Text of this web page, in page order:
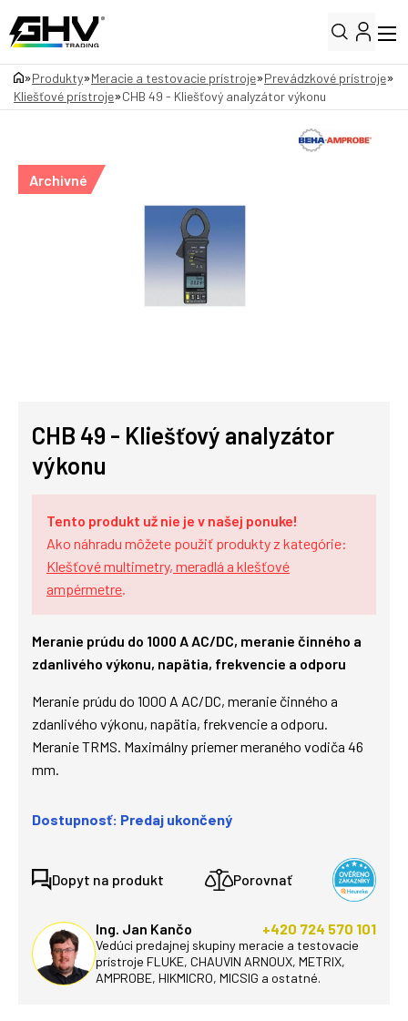
»Produkty»Meracie a testovacie prístroje»Prevádzkové prístroje»
Kliešťové prístroje»CHB 49 - Kliešťový analyzátor výkonu
Archivné
CHB 49 - Kliešťový analyzátor
výkonu
Tento produkt už nie je v našej ponuke!
Ako náhradu môžete použiť produkty z kategórie:
Klešťové multimetry, meradlá a klešťové
ampérmetre.
Meranie prúdu do 1000 A AC/DC, meranie činného a
zdanlivého výkonu, napätia, frekvencie a odporu
Meranie prúdu do 1000 A AC/DC, meranie činného a
zdanlivého výkonu, napätia, frekvencie a odporu.
Meranie TRMS. Maximálny priemer meraného vodiča 46
mm.
Dostupnosť: Predaj ukončený
Dopyt na produkt Porovnať
Ing. Jan Kančo +420 724 570 101
Vedúci predajnej skupiny meracie a testovacie
prístroje FLUKE, CHAUVIN ARNOUX, METRIX,
AMPROBE, HIKMICRO, MICSIG a ostatné.